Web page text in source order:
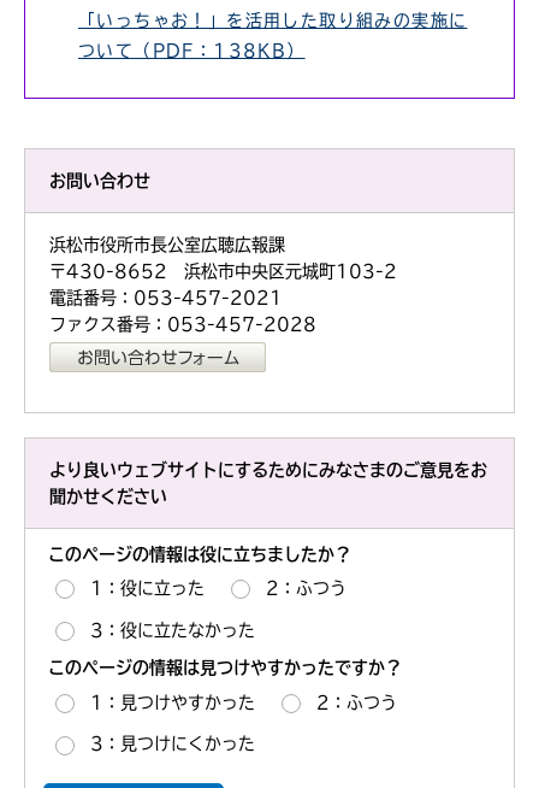
「いっちゃお！」を活用した取り組みの実施に
ついて（PDF：138KB）
お問い合わせ
浜松市役所市長公室広聴広報課
〒430-8652 浜松市中央区元城町103-2
電話番号：053-457-2021
ファクス番号：053-457-2028
より良いウェブサイトにするためにみなさまのご意見をお
聞かせください
このページの情報は役に立ちましたか？
1：役に立った 2：ふつう
3：役に立たなかった
このページの情報は見つけやすかったですか？
1：見つけやすかった 2：ふつう
3：見つけにくかった